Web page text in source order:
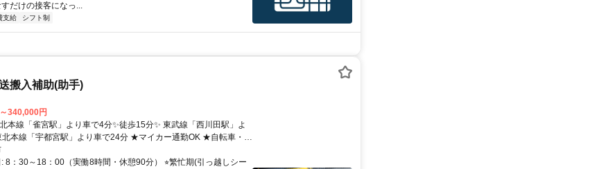
だけの接客になっ...
支給 シフト制
搬入補助(助手)
340,000円
北本線「宇都宮駅」より車で24分 ★マイカー通勤OK ★自転車・バ
★駐車場完備
8：30～18：00（実働8時間・休憩90分） ⭐︎繁忙期(引っ越しシー